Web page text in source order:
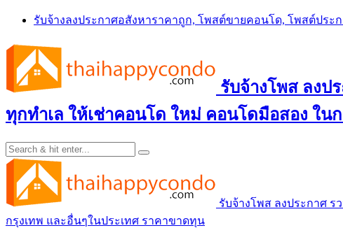
Skip
content
รับจ้างลงประกาศอสังหาราคาถูก, โพสต์ขายคอนโด, โพสต์ประ
รับจ้างโพส ลงป
ทุกทำเล ให้เช่าคอนโด ใหม่ คอนโดมือสอง ใน
รับจ้างโพส ลงประกาศ
กรุงเทพ และอื่นๆในประเทศ ราคาขาดทุน